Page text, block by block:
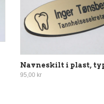
Navneskilt i plast,
95,00 kr